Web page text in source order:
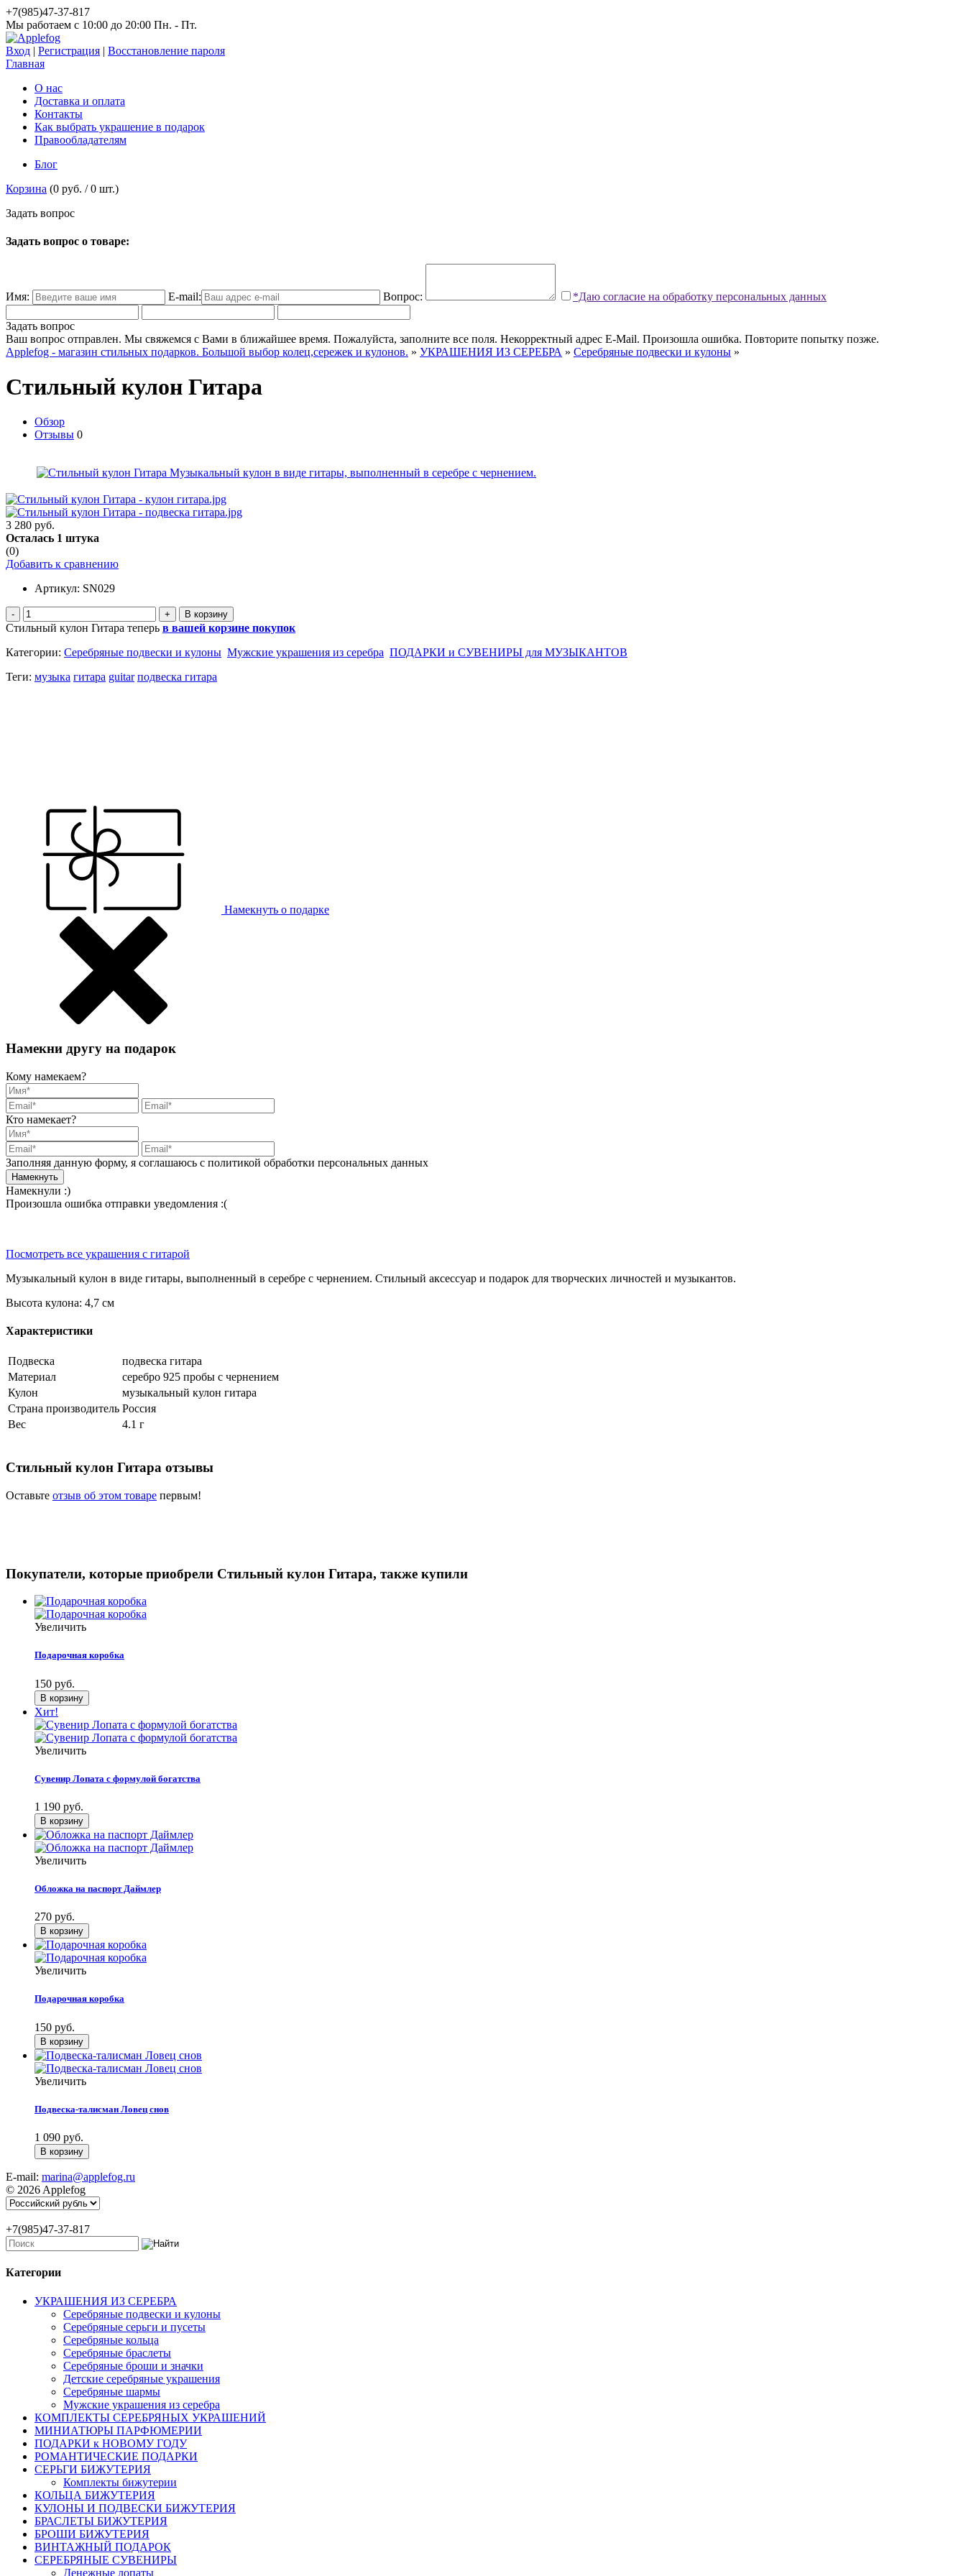
+7(985)47-37-817
Мы работаем c 10:00 до 20:00 Пн. - Пт.
Вход | Регистрация | Восстановление пароля
Главная
О нас
Доставка и оплата
Контакты
Как выбрать украшение в подарок
Правообладателям
Блог
Корзина (0 руб. /0 шт.)
Задать вопрос
Задать вопрос о товаре:
Имя: E-mail: Вопрос: *Даю согласие на обработку персональных данных
Задать вопрос
Ваш вопрос отправлен. Мы свяжемся с Вами в ближайшее время. Пожалуйста, заполните все поля. Некорректный адрес E-Mail. Произошла ошибка. Повторите попытку позже.
Applefog - магазин стильных подарков. Большой выбор колец,сережек и кулонов. » УКРАШЕНИЯ ИЗ СЕРЕБРА » Серебряные подвески и кулоны »
Стильный кулон Гитара
Обзор
Отзывы 0
3 280 руб.
Осталась 1 штука
(0)
Добавить к сравнению
Артикул: SN029
- +
Стильный кулон Гитара теперь в вашей корзине покупок
Категории: Серебряные подвески и кулоны Мужские украшения из серебра ПОДАРКИ и СУВЕНИРЫ для МУЗЫКАНТОВ
Теги: музыка гитара guitar подвеска гитара
Намекнуть о подарке
Намекни другу на подарок
Кому намекаем?
Кто намекает?
Заполняя данную форму, я соглашаюсь с политикой обработки персональных данных
Намекнули :)
Произошла ошибка отправки уведомления :(
Посмотреть все украшения с гитарой
Музыкальный кулон в виде гитары, выполненный в серебре с чернением. Стильный аксессуар и подарок для творческих личностей и музыкантов.
Высота кулона: 4,7 см
Характеристики
Подвеска
подвеска гитара
Материал
серебро 925 пробы с чернением
Кулон
музыкальный кулон гитара
Страна производитель Россия
Вес
4.1 г
Стильный кулон Гитара отзывы
Оставьте отзыв об этом товаре первым!
Покупатели, которые приобрели Стильный кулон Гитара, также купили
Увеличить
Подарочная коробка
150 руб.
Хит!
Увеличить
Сувенир Лопата с формулой богатства
1 190 руб.
Увеличить
Обложка на паспорт Даймлер
270 руб.
Увеличить
Подарочная коробка
150 руб.
Увеличить
Подвеска-талисман Ловец снов
1 090 руб.
E-mail: marina@applefog.ru
© 2026 Applefog
+7(985)47-37-817
Категории
УКРАШЕНИЯ ИЗ СЕРЕБРА
Серебряные подвески и кулоны
Серебряные серьги и пусеты
Серебряные кольца
Серебряные браслеты
Серебряные броши и значки
Детские серебряные украшения
Серебряные шармы
Мужские украшения из серебра
КОМПЛЕКТЫ СЕРЕБРЯНЫХ УКРАШЕНИЙ
МИНИАТЮРЫ ПАРФЮМЕРИИ
ПОДАРКИ к НОВОМУ ГОДУ
РОМАНТИЧЕСКИЕ ПОДАРКИ
СЕРЬГИ БИЖУТЕРИЯ
Комплекты бижутерии
КОЛЬЦА БИЖУТЕРИЯ
КУЛОНЫ И ПОДВЕСКИ БИЖУТЕРИЯ
БРАСЛЕТЫ БИЖУТЕРИЯ
БРОШИ БИЖУТЕРИЯ
ВИНТАЖНЫЙ ПОДАРОК
СЕРЕБРЯНЫЕ СУВЕНИРЫ
Денежные лопаты